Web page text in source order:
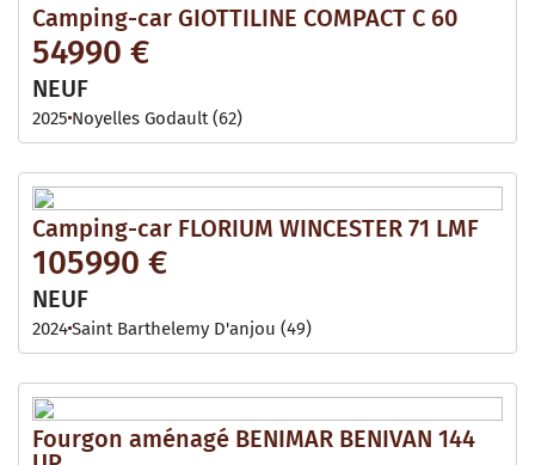
Camping-car GIOTTILINE COMPACT C 60
54990 €
NEUF
2025 Noyelles Godault (62)
Camping-car FLORIUM WINCESTER 71 LMF
105990 €
NEUF
2024Saint Barthelemy D'anjou (49)
Fourgon aménagé BENIMAR BENIVAN 144